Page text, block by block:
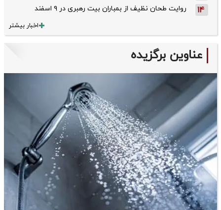
14 روایت طحان‌ نظیف از بمباران بیت رهبری در ۹ اسفند
اخبار بیشتر
عناوین برگزیده